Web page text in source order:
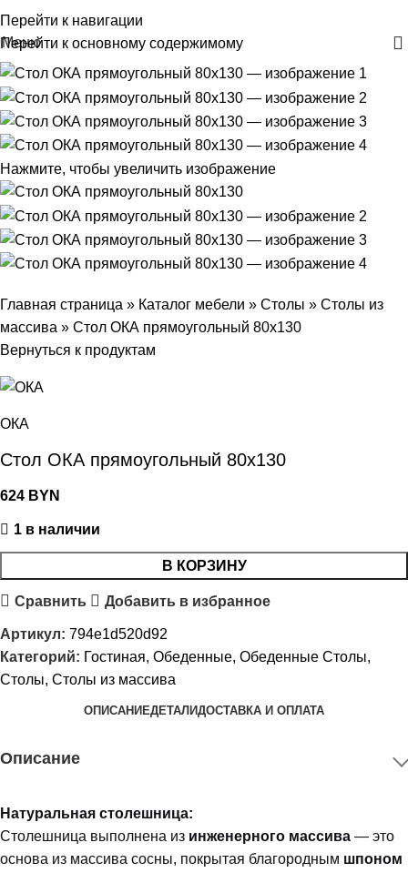
Перейти к навигации
Перейти к основному содержимому
Меню
Нажмите, чтобы увеличить изображение
Главная страница » Каталог мебели » Столы » Столы из
массива » Стол ОКА прямоугольный 80х130
Вернуться к продуктам
ОКА
Стол ОКА прямоугольный 80х130
624 BYN
1 в наличии
В КОРЗИНУ
Сравнить Добавить в избранное
Артикул: 794e1d520d92
Категорий: Гостиная, Обеденные, Обеденные Столы,
Столы, Столы из массива
ОПИСАНИЕДЕТАЛИДОСТАВКА И ОПЛАТА
Описание
Натуральная столешница:
Столешница выполнена из инженерного массива — это
основа из массива сосны, покрытая благородным шпоном